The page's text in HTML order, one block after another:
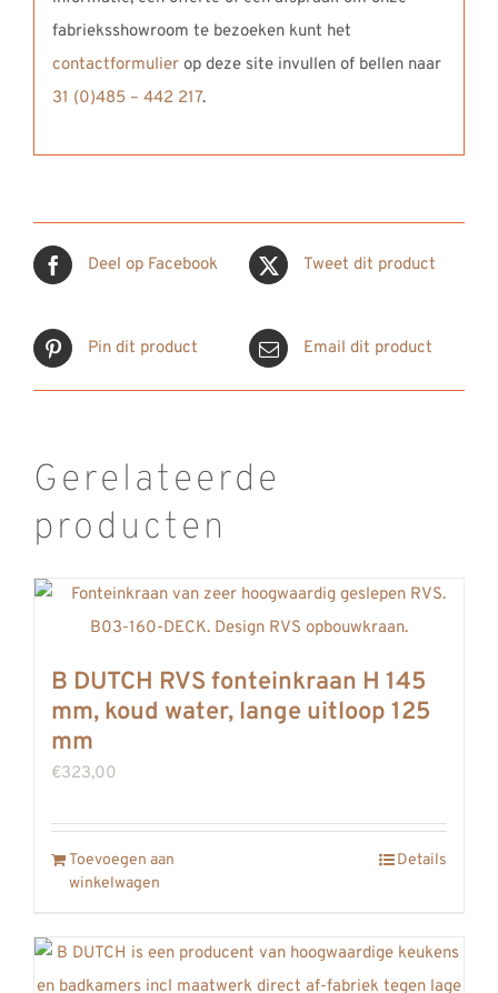
fabrieksshowroom te bezoeken kunt het
contactformulierop deze site invullen of bellen naar
31 (0)485 – 442 217.
Deel op Facebook Tweet dit product
Pin dit product Email dit product
Gerelateerde
producten
B DUTCH RVS fonteinkraan H 145
mm, koud water, lange uitloop 125
mm
€323,00
Toevoegen aan
winkelwagen
Details